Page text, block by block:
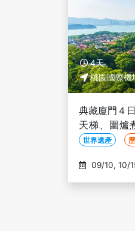
4天
桃園國際機
典藏廈門４
天梯、圍爐
吃、三排椅
世界遺產